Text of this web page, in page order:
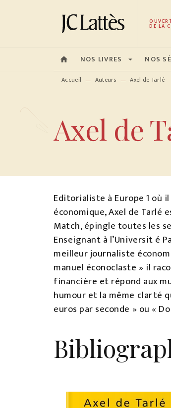
MENU RECHERCHE
DE LA
home NOS LIVRES arrow_drop_down NOS
Accueil — Auteurs — Axel de Tarlé
Axel de
Editorialiste à Europe 1 où
économique, Axel de Tarlé
Match, épingle toutes les
Enseignant à l’Universit é
meilleur journaliste
manuel éconoclaste » il
financière et répond aux
humour et la même clarté
euros par seconde » ou «